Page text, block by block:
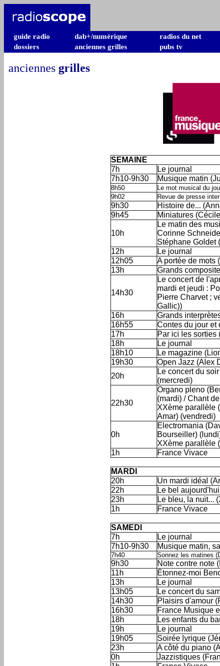
guide radio dab+/numérique
radios du net
dossiers
anciennes grilles pubs tv
anciennes grilles
SEMAINE
7h
Le journal
7h10-9h30
Musique matin
8h50
Le mot musical du
9h02
Revue de presse
9h30
Histoire de...
9h45
Miniatures
10h
Le matin des
Corinne
Stéphane Goldet
12h
Le journal
12h05
A portée de mots
13h
Grands
14h30
Le concert de
mardi et jeudi :
Pierre Charvet ;
Gallic))
16h
Grands
16h55
Contes du jour et
17h
Par ici les sorties
18h
Le journal
18h10
Le magazine
19h30
Open Jazz (Alex
20h
Le concert du
(mercredi)
22h30
Organo pleno
(mardi) / Chant
XXème parallèle
Amar) (vendredi)
0h
Electromania
Bourseiller)
XXème parallèle
1h
France Vivace
MARDI
20h
Un mardi idéal
22h
Le bel
23h
Le bleu, la nuit...
1h
France Vivace
SAMEDI
7h
Le journal
7h10-9h30
Musique matin,
7h40 Sonnez les matines
9h30
Note contre note
11h
Étonnez-moi
13h
Le journal
13h05
Le concert du
14h30
Plaisirs d'amour
16h30
France Musique
18h
Les enfants du
19h
Le journal
19h05
Soirée lyrique
23h
A côté du piano
0h
Jazzistiques